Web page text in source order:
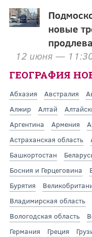
новые
12 июня —
ГЕОГРАФИЯ
Абхазия Австралия
Алжир
Алтай
Аргентина
Армения
Астраханская область
Башкортостан
Босния и Герцеговина
Бурятия
Владимирская область
Вологодская область
Германия
Греция